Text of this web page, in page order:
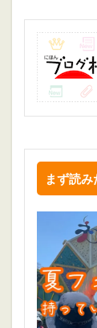
まず読